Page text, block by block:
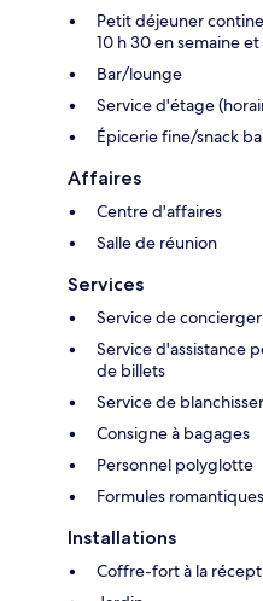
Petit déjeuner
10 h 30 en semaine
Bar/lounge
Service d'étage
Épicerie fine/snack
Affaires
Centre d'affaires
Salle de réunion
Services
Service de
Service d'assistance
de billets
Service de
Consigne à bagages
Personnel polyglotte
Formules romantiques
Installations
Coffre-fort à la